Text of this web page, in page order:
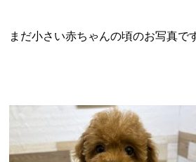
まだ小さい赤ちゃんの頃のお写真で